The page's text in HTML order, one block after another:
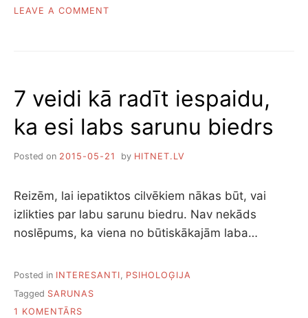
LEAVE A COMMENT
DOMAS,
LAI
JŪS
SAPRASTU
7 veidi kā radīt iespaidu,
ka esi labs sarunu biedrs
Posted on 2015-05-21 by HITNET.LV
Reizēm, lai iepatiktos cilvēkiem nākas būt, vai
izlikties par labu sarunu biedru. Nav nekāds
noslēpums, ka viena no būtiskākajām laba…
Posted in INTERESANTI, PSIHOLOĢIJA
Tagged SARUNAS
1 KOMENTĀRS